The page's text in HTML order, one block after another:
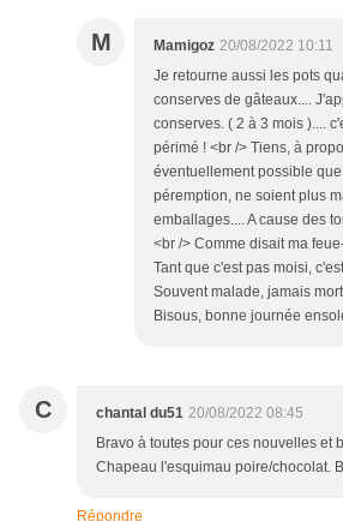
M Mamigoz 20/08/2022 10:11
Je retourne aussi les pots
conserves de gâteaux....
conserves. ( 2 à 3 mois )....
périmé ! <br /> Tiens, à
éventuellement possible
péremption, ne soient plus
emballages.... A cause des
<br /> Comme disait ma
Tant que c'est pas moisi,
Souvent malade, jamais
Bisous, bonne journée
C chantal du51 20/08/2022 08:45
Bravo à toutes pour ces nouvelles et
Chapeau l'esquimau poire/chocolat.
Répondre